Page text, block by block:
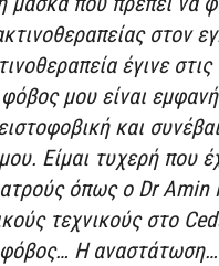
στον
έγινε στις
μου είναι
και
Είμαι τυχερή που
όπως ο Dr Amin
τεχνικούς στο
Η